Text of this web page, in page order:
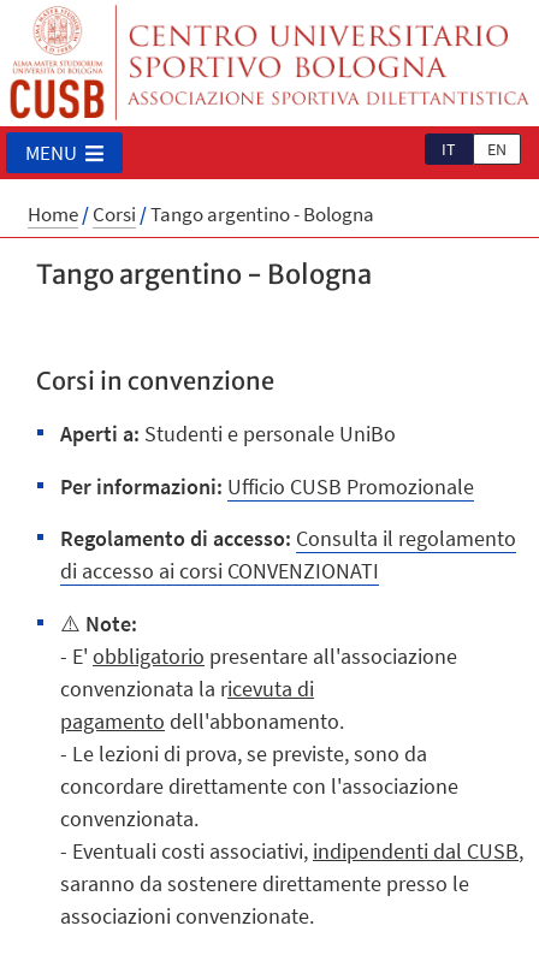
IT EN
MENU
Home/Corsi /Tango argentino - Bologna
Tango argentino - Bologna
Corsi in convenzione
Aperti a: Studenti e personale UniBo
Per informazioni: Ufficio CUSB Promozionale
Regolamento di accesso: Consulta il regolamento
di accesso ai corsi CONVENZIONATI
⚠️ Note:
- E' obbligatorio presentare all'associazione
convenzionata la ricevuta di
pagamento dell'abbonamento.
- Le lezioni di prova, se previste, sono da
concordare direttamente con l'associazione
convenzionata.
- Eventuali costi associativi, indipendenti dal CUSB,
saranno da sostenere direttamente presso le
associazioni convenzionate.